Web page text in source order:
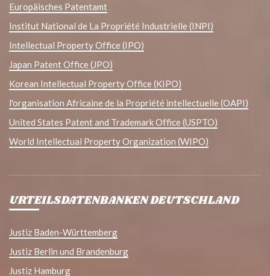
Europäisches Patentamt
Institut National de La Propriété Industrielle (INPI)
Intellectual Property Office (IPO)
Japan Patent Office (JPO)
Korean Intellectual Property Office (KIPO)
l'organisation Africaine de la Propriété intellectuelle (OAPI)
United States Patent and Trademark Office (USPTO)
World Intellectual Property Organization (WIPO)
URTEILSDATENBANKEN DEUTSCHLAND
Justiz Baden-Württemberg
Justiz Berlin und Brandenburg
Justiz Hamburg